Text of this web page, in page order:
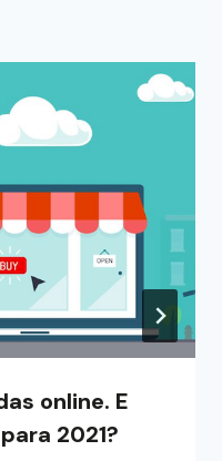
online. E
2021?